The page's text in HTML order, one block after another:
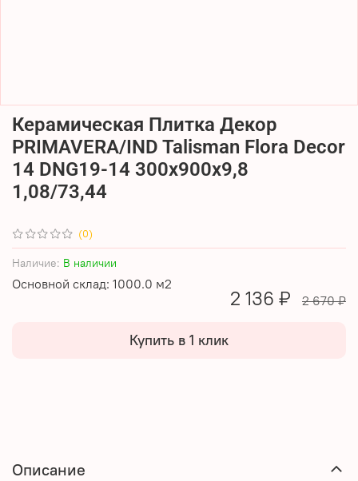
(0)
Наличие: В наличии
Основной склад: 1000.0 м2
Керамическая Плитка Декор
PRIMAVERA/IND Talisman Flora Decor
14 DNG19-14 300х900х9,8
1,08/73,44
2 136 ₽ 2 670 ₽
Купить в 1 клик
Описание